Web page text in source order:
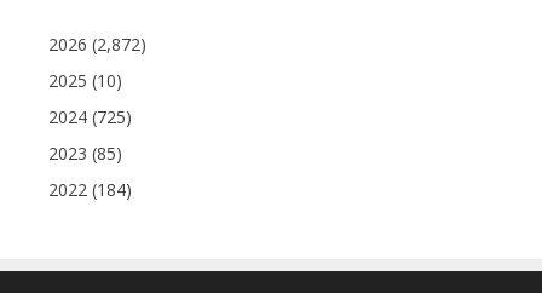
2026 (2,872)
2025 (10)
2024 (725)
2023 (85)
2022 (184)